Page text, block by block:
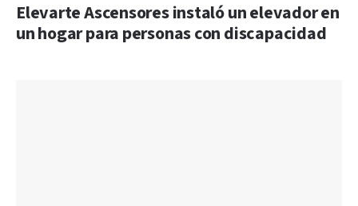
Elevarte Ascensores instaló un elevador en
un hogar para personas con discapacidad